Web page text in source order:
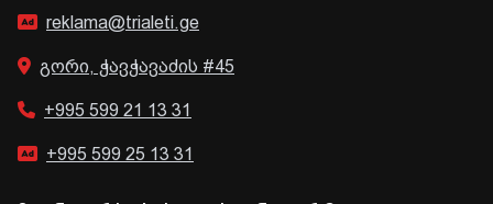
reklama@trialeti.ge
გორი, ჭავჭავაძის #45
+995 599 21 13 31
+995 599 25 13 31